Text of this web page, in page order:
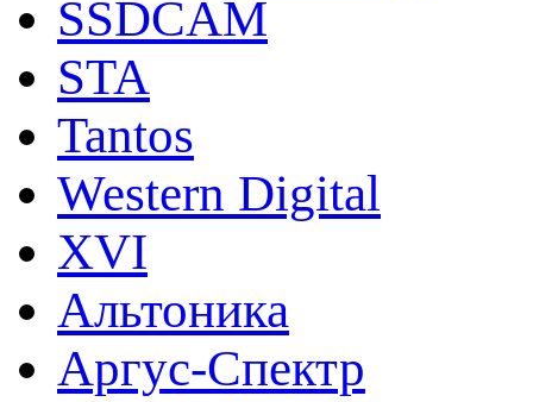
SSDCAM
STA
Tantos
Western Digital
XVI
Альтоника
Аргус-Спектр